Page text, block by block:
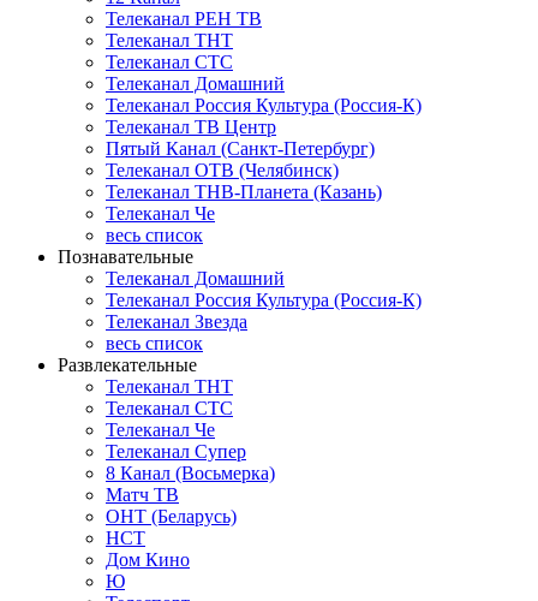
Телеканал РЕН ТВ
Телеканал ТНТ
Телеканал СТС
Телеканал Домашний
Телеканал Россия Культура (Россия-К)
Телеканал ТВ Центр
Пятый Канал (Санкт-Петербург)
Телеканал ОТВ (Челябинск)
Телеканал ТНВ-Планета (Казань)
Телеканал Че
весь список
Познавательные
Телеканал Домашний
Телеканал Россия Культура (Россия-К)
Телеканал Звезда
весь список
Развлекательные
Телеканал ТНТ
Телеканал СТС
Телеканал Че
Телеканал Супер
8 Канал (Восьмерка)
Матч ТВ
ОНТ (Беларусь)
НСТ
Дом Кино
Ю